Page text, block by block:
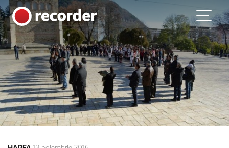
Skip to content
Main Navigation